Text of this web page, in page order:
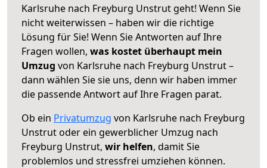
Karlsruhe nach Freyburg Unstrut geht! Wenn Sie
nicht weiterwissen – haben wir die richtige
Lösung für Sie! Wenn Sie Antworten auf Ihre
Fragen wollen, was kostet überhaupt mein
Umzug von Karlsruhe nach Freyburg Unstrut –
dann wählen Sie sie uns, denn wir haben immer
die passende Antwort auf Ihre Fragen parat.
Ob ein Privatumzug von Karlsruhe nach Freyburg
Unstrut oder ein gewerblicher Umzug nach
Freyburg Unstrut, wir helfen, damit Sie
problemlos und stressfrei umziehen können.